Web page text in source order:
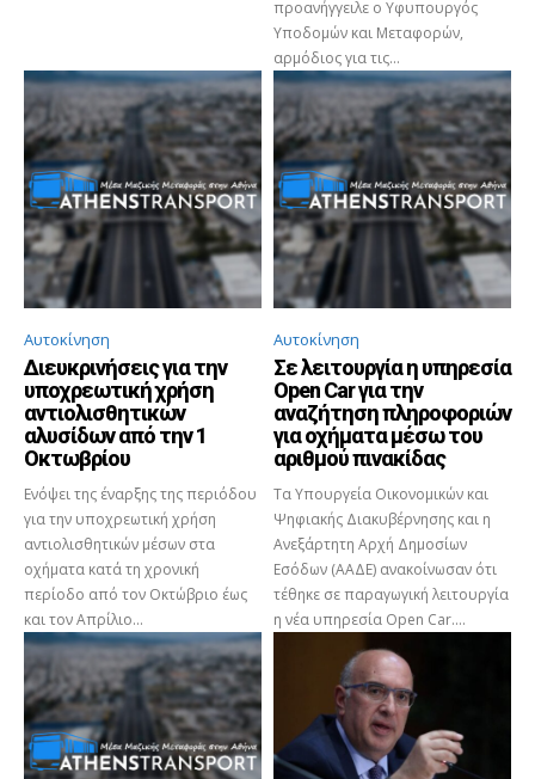
προανήγγειλε ο Υφυπουργός
Υποδομών και Μεταφορών,
αρμόδιος για τις...
Αυτοκίνηση
Διευκρινήσεις για την
υποχρεωτική χρήση
αντιολισθητικών
αλυσίδων από την 1
Οκτωβρίου
Ενόψει της έναρξης της περιόδου
για την υποχρεωτική χρήση
αντιολισθητικών μέσων στα
οχήματα κατά τη χρονική
περίοδο από τον Οκτώβριο έως
και τον Απρίλιο...
Αυτοκίνηση
Σε λειτουργία η υπηρεσία
Open Car για την
αναζήτηση πληροφοριών
για οχήματα μέσω του
αριθμού πινακίδας
Τα Υπουργεία Οικονομικών και
Ψηφιακής Διακυβέρνησης και η
Ανεξάρτητη Αρχή Δημοσίων
Εσόδων (ΑΑΔΕ) ανακοίνωσαν ότι
τέθηκε σε παραγωγική λειτουργία
η νέα υπηρεσία Open Car....